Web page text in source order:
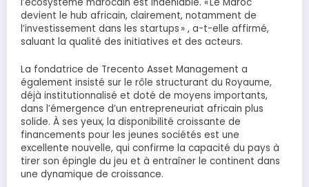
devient le hub africain, clairement, notamment de
l’investissement dans les startups » , a-t-elle affirmé,
saluant la qualité des initiatives et des acteurs.
La fondatrice de Trecento Asset Management a
également insisté sur le rôle structurant du Royaume,
déjà institutionnalisé et doté de moyens importants,
dans l’émergence d’un entrepreneuriat africain plus
solide. À ses yeux, la disponibilité croissante de
financements pour les jeunes sociétés est une
excellente nouvelle, qui confirme la capacité du pays à
tirer son épingle du jeu et à entraîner le continent dans
une dynamique de croissance.